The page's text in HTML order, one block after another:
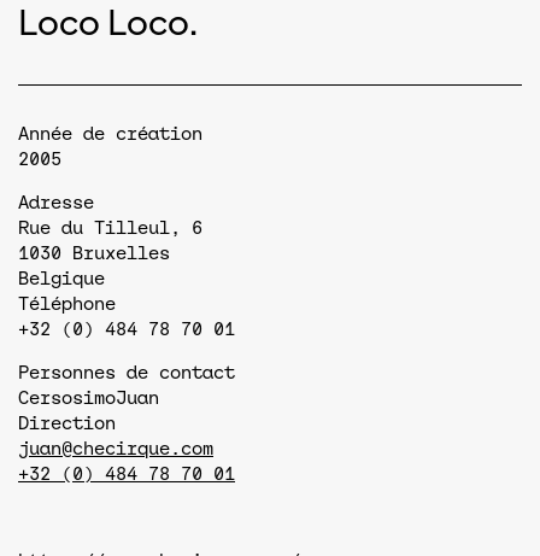
Loco Loco.
Année de création
2005
Adresse
Rue du Tilleul, 6
1030
Bruxelles
Belgique
Téléphone
+32 (0) 484 78 70 01
Personnes de contact
CersosimoJuan
Direction
juan@checirque.com
+32 (0) 484 78 70 01